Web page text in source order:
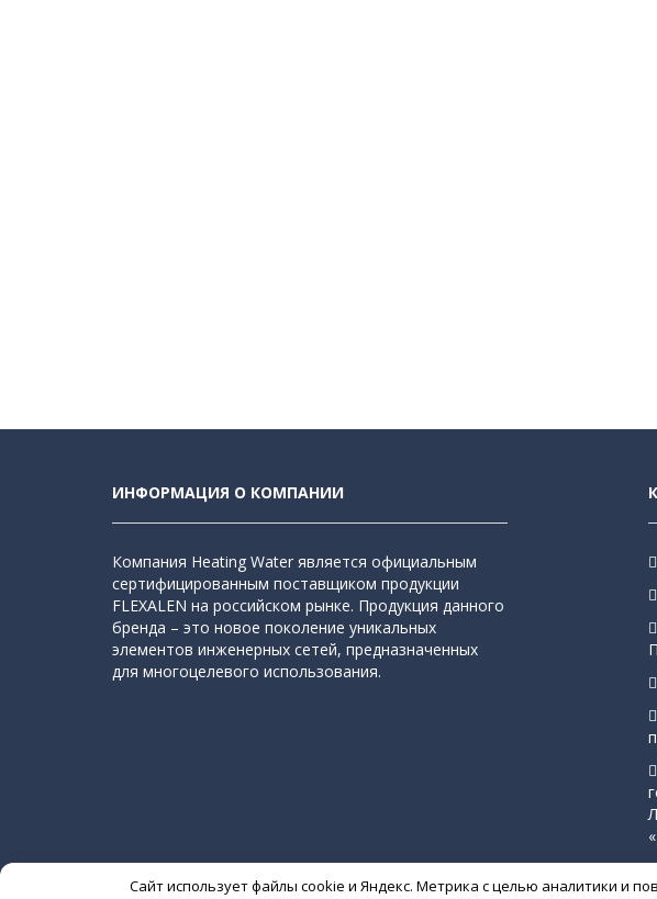
ИНФОРМАЦИЯ О КОМПАНИИ
Компания Heating Water является официальным
сертифицированным поставщиком продукции
FLEXALEN на российском рынке. Продукция данного
бренда – это новое поколение уникальных
элементов инженерных сетей, предназначенных
для многоцелевого использования.
Сайт использует файлы cookie и Яндекс. Метрика с целью аналитики и